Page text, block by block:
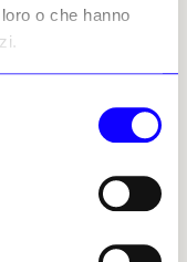
o che hanno
curato
Neer
argille
loro forza
spazio
visiva e